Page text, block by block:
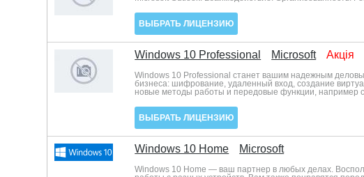
ВЫБРАТЬ ЛИЦЕНЗИЮ
Windows 10 Professional Microsoft Акція
Windows 10 Professional станет вашим надежным
бизнеса: шифрование, удаленный вход, создание
новые методы работы и передовые функции, например
ВЫБРАТЬ ЛИЦЕНЗИЮ
Windows 10 Home Microsoft
Windows 10 Home — ваш партнер в любых делах.